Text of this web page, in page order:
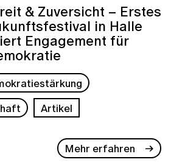
& Zuversicht – Erstes
in Halle
Engagement für
Artikel
Mehr erfahren